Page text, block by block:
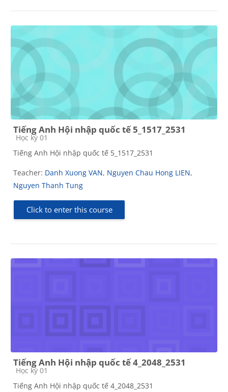
Tiếng Anh Hội nhập quốc tế 5_1517_2531
Course category
Học kỳ 01
Tiếng Anh Hội nhập quốc tế 5_1517_2531
Teacher: Danh Xuong VAN, Nguyen Chau Hong LIEN,
Nguyen Thanh Tung
Click to enter this course
Tiếng Anh Hội nhập quốc tế 4_2048_2531
Course category
Học kỳ 01
Tiếng Anh Hội nhập quốc tế 4_2048_2531